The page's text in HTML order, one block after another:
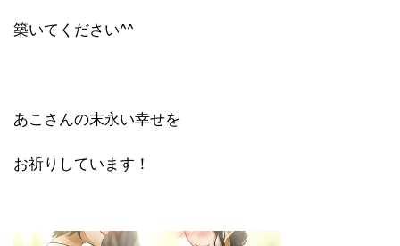
築いてください^^
あこさんの末永い幸せを
お祈りしています！